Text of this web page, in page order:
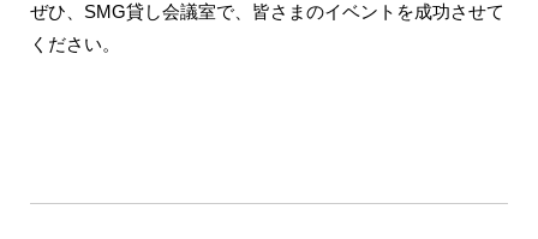
ぜひ、SMG貸し会議室で、皆さまのイベントを成功させて
ください。